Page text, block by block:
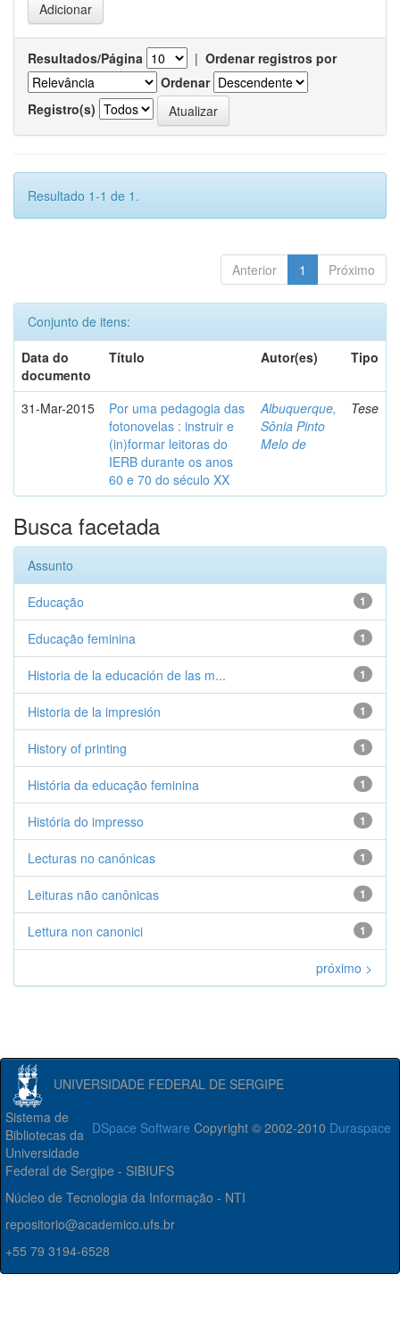
Resultados/Página | Ordenar registros por
Ordenar
Registro(s)
Resultado 1-1 de 1.
Anterior 1 Próximo
Conjunto de itens:
Data do
documento
Título Autor(es) Tipo
31-Mar-2015
Por uma pedagogia das
fotonovelas : instruir e
(in)formar leitoras do
IERB durante os anos
60 e 70 do século XX
Albuquerque,
Sônia Pinto
Melo de
Tese
Busca facetada
Assunto
1
Educação
1
Educação feminina
1
Historia de la educación de las m...
1
Historia de la impresión
1
History of printing
1
História da educação feminina
1
História do impresso
1
Lecturas no canónicas
1
Leituras não canônicas
1
Lettura non canonici
próximo >
UNIVERSIDADE FEDERAL DE SERGIPE
DSpace Software Copyright © 2002-2010 Duraspace
Sistema de
Bibliotecas da
Universidade
Federal de Sergipe - SIBIUFS
Núcleo de Tecnologia da Informação - NTI
repositorio@academico.ufs.br
+55 79 3194-6528